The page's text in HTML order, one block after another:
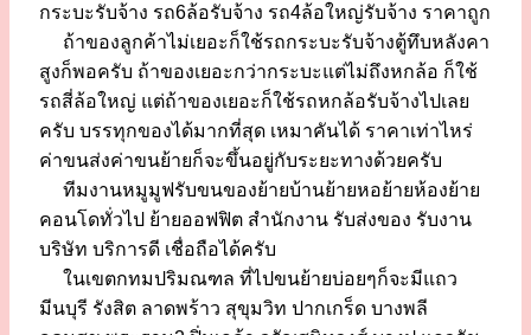
กระบะรับจ้าง รถ6ล้อรับจ้าง รถ4ล้อใหญ่รับจ้าง ราคาถูก
ถ้าของลูกค้าไม่เยอะก็ใช้รถกระบะรับจ้างตู้ทึบหลังคา
สูงก็พอครับ ถ้าของเยอะกว่ากระบะแต่ไม่ถึงหกล้อ ก็ใช้
รถสี่ล้อใหญ่ แต่ถ้าของเยอะก็ใช้รถหกล้อรับจ้างไปเลย
ครับ บรรทุกของได้มากที่สุด เหมาคันได้ ราคาเท่าไหร่
ค่าขนส่งค่าขนย้ายก็จะขึ้นอยู่กับระยะทางด้วยครับ
ทีมงานหมูมูฟรับขนของย้ายบ้านย้ายหอย้ายห้องย้าย
คอนโดทั่วไป ย้ายออฟฟิต สำนักงาน รับส่งของ รับงาน
บริษัท บริการดี เชื่อถือได้ครับ
ในเขตกทมปริมณฑล ที่ไปขนย้ายบ่อยๆก็จะมีแถว
มีนบุรี รังสิต ลาดพร้าว สุขุมวิท ปากเกร็ด บางพลี